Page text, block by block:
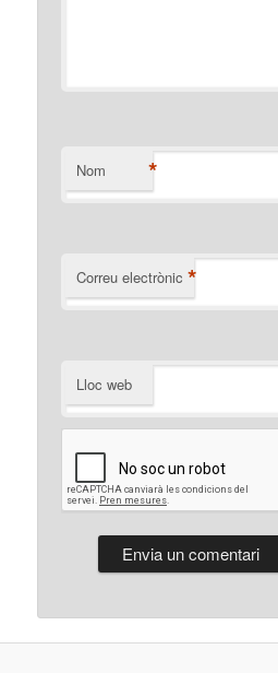
Nom *
Correu electrònic *
Lloc web